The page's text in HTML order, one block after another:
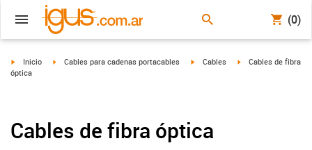
(0)
igus-icon-arrow-right
Inicio igus-icon-arrow-right
Cables para cadenas portacables igus-icon-arrow-right
Cables igus-icon-arrow-right
Cables de fibra
óptica
Cables de fibra óptica